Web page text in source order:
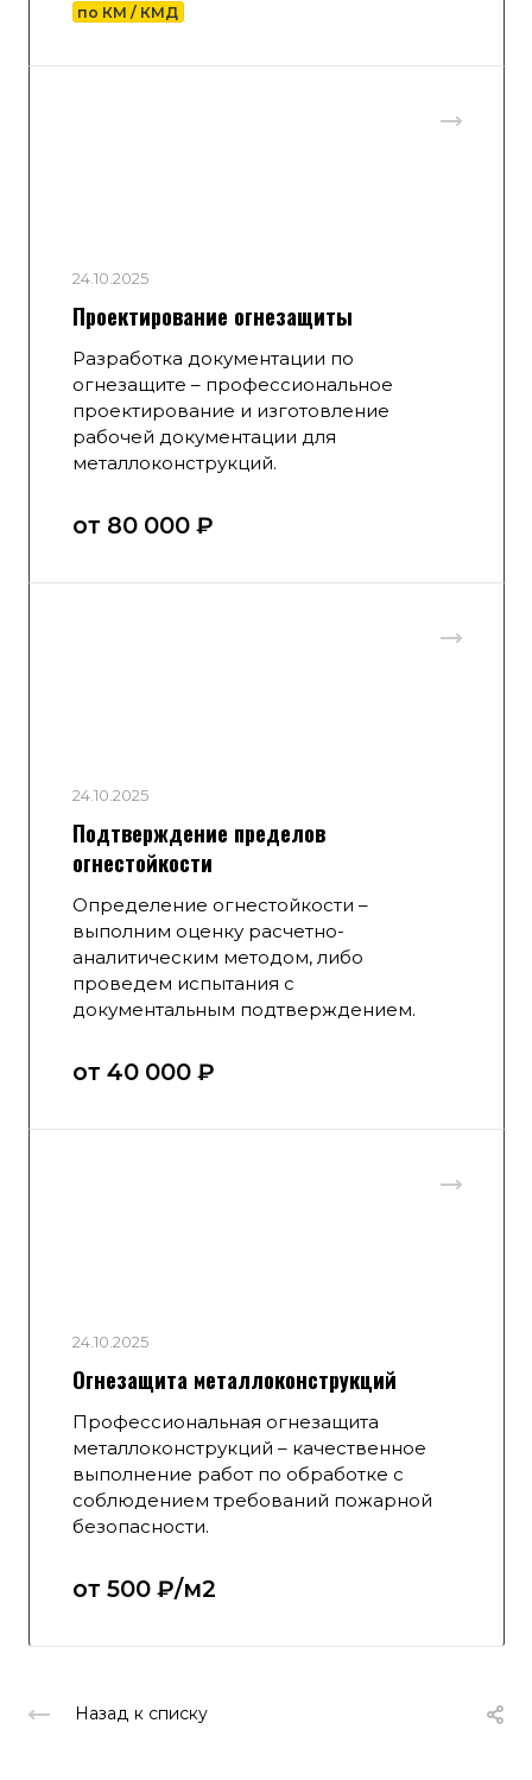
по КМ / КМД
24.10.2025
Проектирование огнезащиты
Разработка документации по
огнезащите – профессиональное
проектирование и изготовление
рабочей документации для
металлоконструкций.
от 80 000 ₽
24.10.2025
Подтверждение пределов
огнестойкости
Определение огнестойкости –
выполним оценку расчетно-
аналитическим методом, либо
проведем испытания с
документальным подтверждением.
от 40 000 ₽
24.10.2025
Огнезащита металлоконструкций
Профессиональная огнезащита
металлоконструкций – качественное
выполнение работ по обработке с
соблюдением требований пожарной
безопасности.
от 500 ₽/м2
Назад к списку